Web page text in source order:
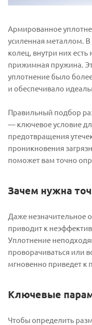
Армированное
усиленная металлом.
колец, внутри них
прижимная пружина.
уплотнение было
и обеспечивало
Правильный подбор
— ключевое условие
предотвращения
проникновения
поможет вам точно
Зачем нужна
Даже незначительное
приводит к
Уплотнение
проворачиваться или
мгновенно приведет к
Ключевые
Чтобы определить